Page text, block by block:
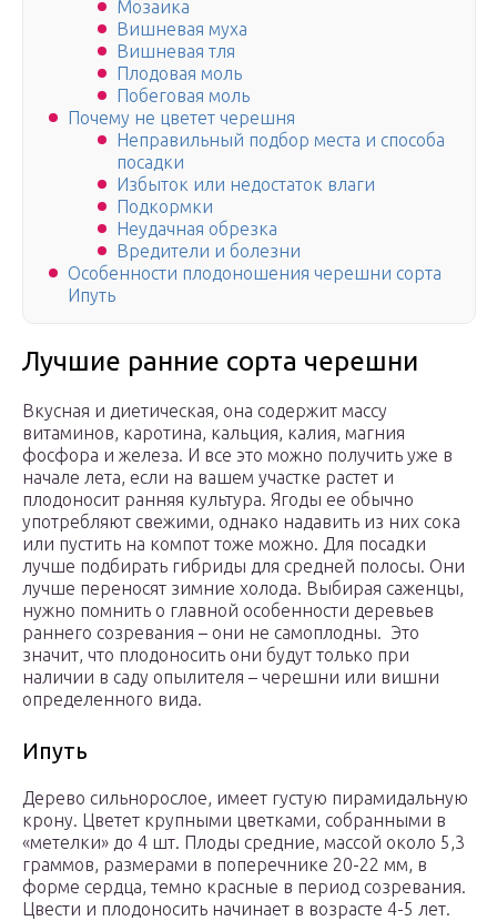
Мозаика
Вишневая муха
Вишневая тля
Плодовая моль
Побеговая моль
Почему не цветет черешня
Неправильный подбор места и способа
посадки
Избыток или недостаток влаги
Подкормки
Неудачная обрезка
Вредители и болезни
Особенности плодоношения черешни сорта
Ипуть
Лучшие ранние сорта черешни
Вкусная и диетическая, она содержит массу
витаминов, каротина, кальция, калия, магния
фосфора и железа. И все это можно получить уже в
начале лета, если на вашем участке растет и
плодоносит ранняя культура. Ягоды ее обычно
употребляют свежими, однако надавить из них сока
или пустить на компот тоже можно. Для посадки
лучше подбирать гибриды для средней полосы. Они
лучше переносят зимние холода. Выбирая саженцы,
нужно помнить о главной особенности деревьев
раннего созревания – они не самоплодны. Это
значит, что плодоносить они будут только при
наличии в саду опылителя – черешни или вишни
определенного вида.
Ипуть
Дерево сильнорослое, имеет густую пирамидальную
крону. Цветет крупными цветками, собранными в
«метелки» до 4 шт. Плоды средние, массой около 5,3
граммов, размерами в поперечнике 20-22 мм, в
форме сердца, темно красные в период созревания.
Цвести и плодоносить начинает в возрасте 4-5 лет.